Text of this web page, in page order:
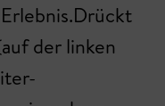
der linken